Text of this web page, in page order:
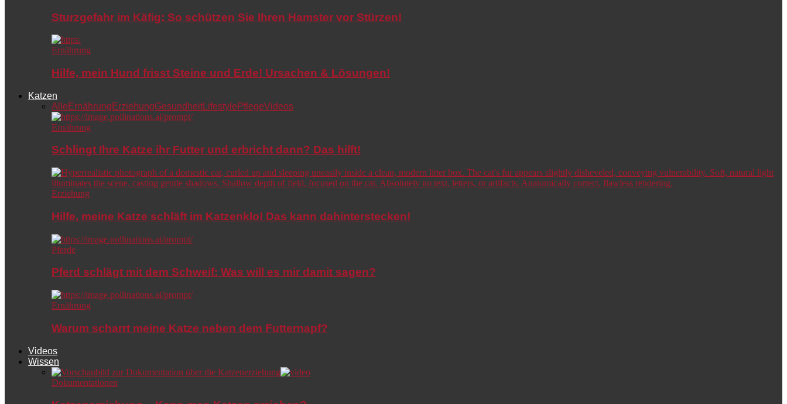
Sturzgefahr im Käfig: So schützen Sie Ihren Hamster vor Stürzen!
Ernährung
Hilfe, mein Hund frisst Steine und Erde! Ursachen & Lösungen!
Katzen
Alle Ernährung ErziehungGesundheitLifestyle PflegeVideos
Ernährung
Schlingt Ihre Katze ihr Futter und erbricht dann? Das hilft!
Erziehung
Hilfe, meine Katze schläft im Katzenklo! Das kann dahinterstecken!
Pferde
Pferd schlägt mit dem Schweif: Was will es mir damit sagen?
Ernährung
Warum scharrt meine Katze neben dem Futternapf?
Videos
Wissen
Dokumentationen